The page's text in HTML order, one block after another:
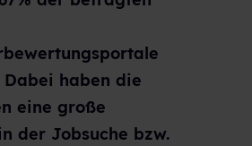
haben die
eine große
der Jobsuche bzw.